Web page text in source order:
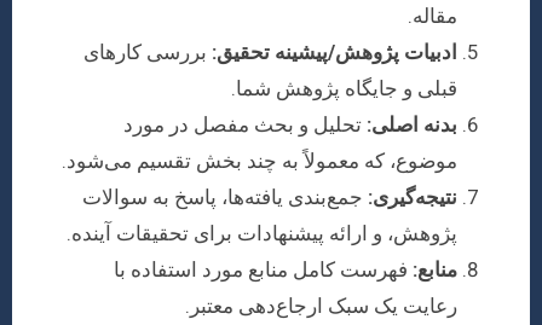
مقاله.
ادبیات پژوهش/پیشینه تحقیق: بررسی کارهای
قبلی و جایگاه پژوهش شما.
بدنه اصلی: تحلیل و بحث مفصل در مورد
موضوع، که معمولاً به چند بخش تقسیم می‌شود.
نتیجه‌گیری: جمع‌بندی یافته‌ها، پاسخ به سوالات
پژوهش، و ارائه پیشنهادات برای تحقیقات آینده.
منابع: فهرست کامل منابع مورد استفاده با
رعایت یک سبک ارجاع‌دهی معتبر.